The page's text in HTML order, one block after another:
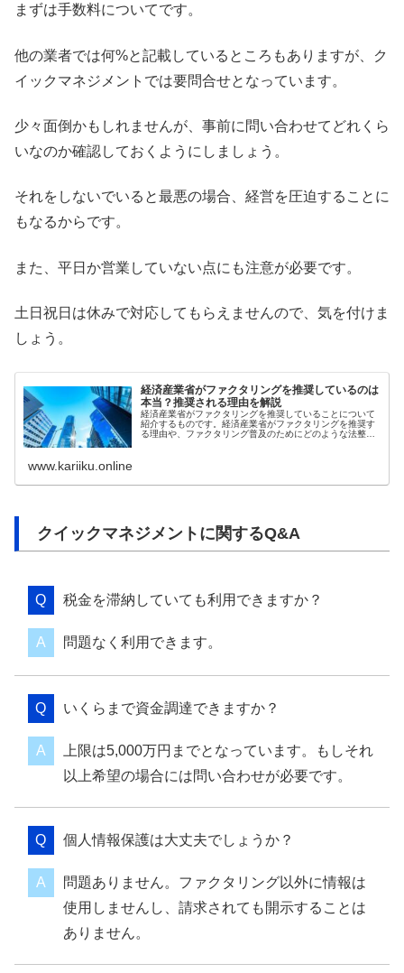
まずは手数料についてです。
他の業者では何%と記載しているところもありますが、ク
イックマネジメントでは要問合せとなっています。
少々面倒かもしれませんが、事前に問い合わせてどれくら
いなのか確認しておくようにしましょう。
それをしないでいると最悪の場合、経営を圧迫することに
もなるからです。
また、平日か営業していない点にも注意が必要です。
土日祝日は休みで対応してもらえませんので、気を付けま
しょう。
経済産業省がファクタリングを推奨しているのは
本当？推奨される理由を解説
経済産業省がファクタリングを推奨していることについて
紹介するものです。経済産業省がファクタリングを推奨す
る理由や、ファクタリング普及のためにどのような法整備
www.kariiku.online
クイックマネジメントに関するQ&A
税金を滞納していても利用できますか？
問題なく利用できます。
いくらまで資金調達できますか？
上限は5,000万円までとなっています。もしそれ
以上希望の場合には問い合わせが必要です。
個人情報保護は大丈夫でしょうか？
問題ありません。ファクタリング以外に情報は
使用しませんし、請求されても開示することは
ありません。